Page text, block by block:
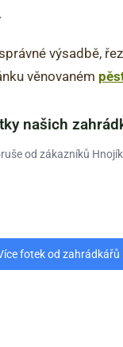
výsadbě,
věnovaném
našich
od zákazníků
fotek od